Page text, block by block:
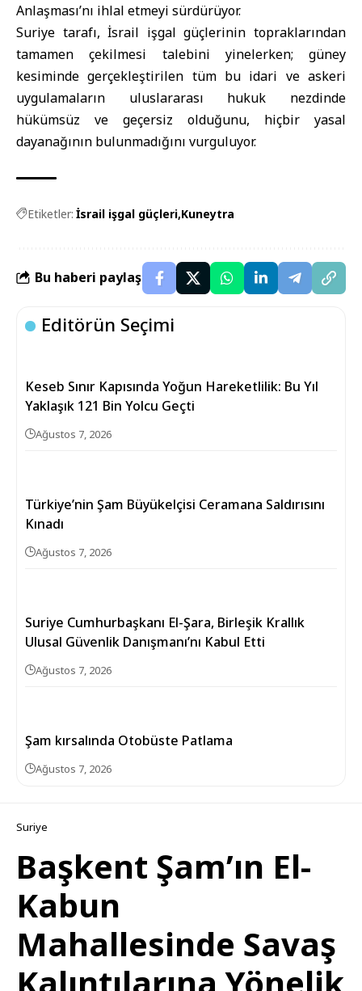
Anlaşması’nı ihlal etmeyi sürdürüyor.
Suriye tarafı, İsrail işgal güçlerinin topraklarından
tamamen çekilmesi talebini yinelerken; güney
kesiminde gerçekleştirilen tüm bu idari ve askeri
uygulamaların uluslararası hukuk nezdinde
hükümsüz ve geçersiz olduğunu, hiçbir yasal
dayanağının bulunmadığını vurguluyor.
Etiketler: İsrail işgal güçleri Kuneytra
Bu haberi paylaş
Editörün Seçimi
Keseb Sınır Kapısında Yoğun Hareketlilik: Bu Yıl
Yaklaşık 121 Bin Yolcu Geçti
Ağustos 7, 2026
Türkiye’nin Şam Büyükelçisi Ceramana Saldırısını
Kınadı
Ağustos 7, 2026
Suriye Cumhurbaşkanı El-Şara, Birleşik Krallık
Ulusal Güvenlik Danışmanı’nı Kabul Etti
Ağustos 7, 2026
Şam kırsalında Otobüste Patlama
Ağustos 7, 2026
Suriye
Başkent Şam’ın El-
Kabun
Mahallesinde Savaş